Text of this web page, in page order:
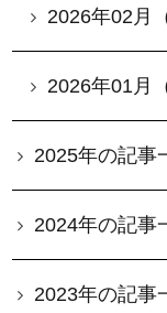
2026年02月
2026年01月
2025年の記事
2024年の記事
2023年の記事